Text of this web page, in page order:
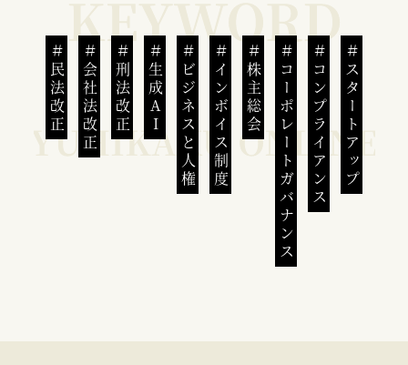
民法改正 会社法改正 刑法改正 生成AI ビジネスと人権インボイス制度 株主総会 コーポレートガバナンスコンプライアンススタートアップ